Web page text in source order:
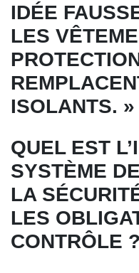
IDÉE
LES
ISOLANTS.
QUEL EST
SYSTÈME
LA
LES
CONTRÔLE ?